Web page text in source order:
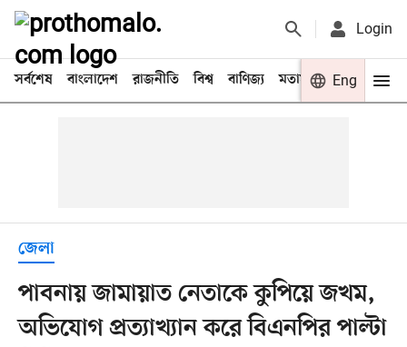
Login
সর্বশেষ বাংলাদেশ রাজনীতি বিশ্ব বাণিজ্য মতামত খেলা
Eng
জেলা
পাবনায় জামায়াত নেতাকে কুপিয়ে জখম,
অভিযোগ প্রত্যাখ্যান করে বিএনপির পাল্টা